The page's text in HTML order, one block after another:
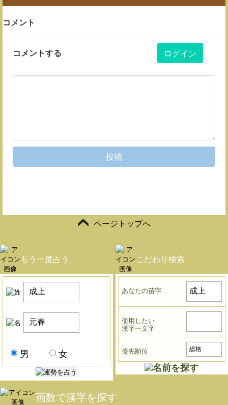
コメント
コメントする ログイン
投稿
ページトップへ
もう一度占う
男 女
こだわり検索
あなたの苗字
使用したい
漢字一文字
優先順位
画数で漢字を探す